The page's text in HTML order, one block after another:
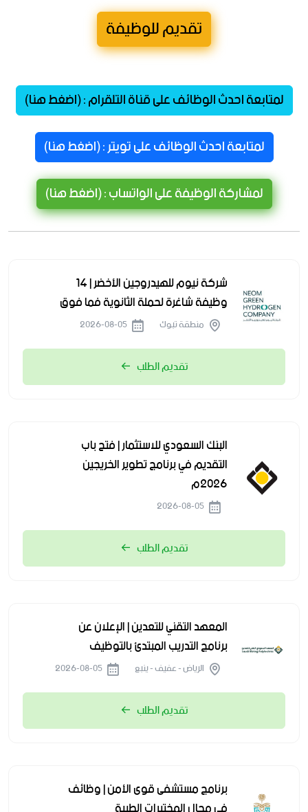
تقديم للوظيفة
لمتابعة احدث الوظائف على قناة التلقرام : (اضغط هنا)
لمتابعة احدث الوظائف على تويتر : (اضغط هنا)
لمشاركة الوظيفة على الواتساب : (اضغط هنا)
شركة نيوم للهيدروجين الأخضر | 14
وظيفة شاغرة لحملة الثانوية فما فوق
منطقة تبوك
تقديم الطلب
البنك السعودي للاستثمار | فتح باب
التقديم في برنامج تطوير الخريجين
2026م
تقديم الطلب
المعهد التقني للتعدين | الإعلان عن
برنامج التدريب المبتدئ بالتوظيف
الرياض - عفيف - ينبع
تقديم الطلب
برنامج مستشفى قوى الأمن | وظائف